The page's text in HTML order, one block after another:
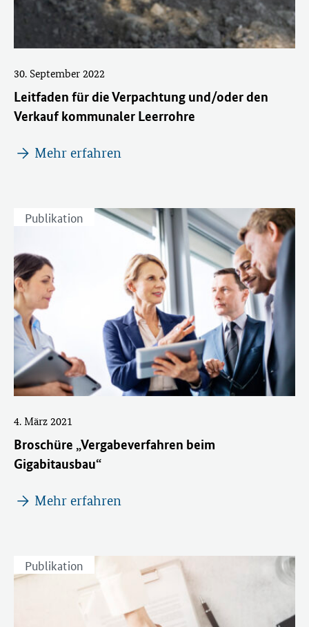
Leitfaden für die Verpachtung und/oder den
Verkauf kommunaler Leerrohre
30. September 2022
Mehr erfahren
Publikation
Broschüre „Vergabeverfahren beim
Gigabitausbau“
4. März 2021
Mehr erfahren
Publikation